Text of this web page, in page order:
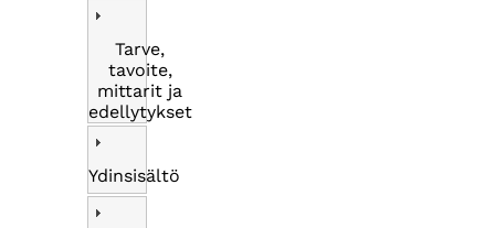
Tarve,
tavoite,
mittarit ja
edellytykset
Ydinsisältö